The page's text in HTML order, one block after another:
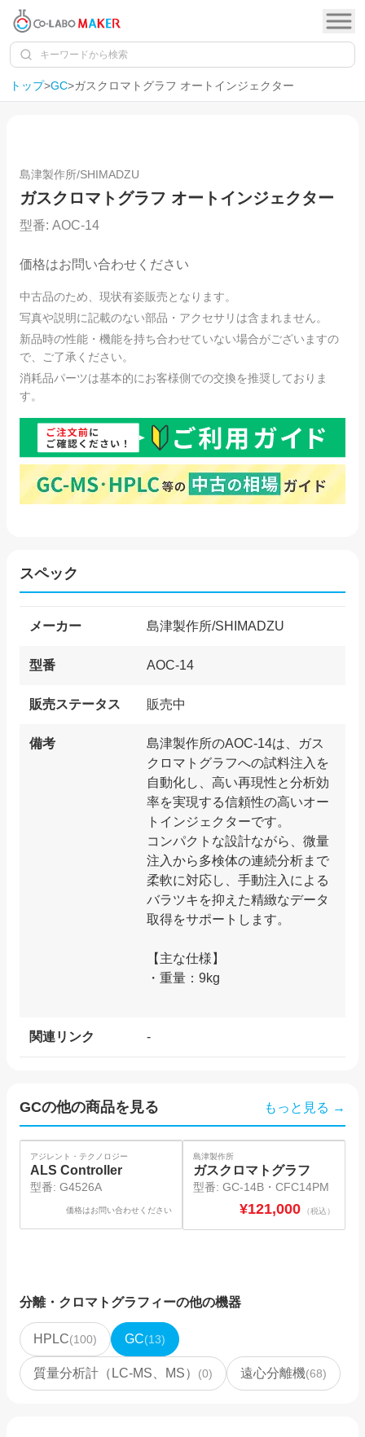
トップ>GC>ガスクロマトグラフ オートインジェクター
島津製作所/SHIMADZU
ガスクロマトグラフ オートインジェクター
型番: AOC-14
価格はお問い合わせください
中古品のため、現状有姿販売となります。
写真や説明に記載のない部品・アクセサリは含まれません。
新品時の性能・機能を持ち合わせていない場合がございますの
で、ご了承ください。
消耗品パーツは基本的にお客様側での交換を推奨しておりま
す。
スペック
メーカー 島津製作所/SHIMADZU
型番 AOC-14
販売ステータス 販売中
備考
島津製作所のAOC-14は、ガス
クロマトグラフへの試料注入を
自動化し、高い再現性と分析効
率を実現する信頼性の高いオー
トインジェクターです。
コンパクトな設計ながら、微量
注入から多検体の連続分析まで
柔軟に対応し、手動注入による
バラツキを抑えた精緻なデータ
取得をサポートします。
【主な仕様】
・重量：9kg
関連リンク -
GCの他の商品を見る もっと見る →
アジレント・テクノロジー
ALS Controller
型番: G4526A
価格はお問い合わせください
島津製作所
ガスクロマトグラフ
型番: GC-14B・CFC14PM
¥121,000 （税込）
分離・クロマトグラフィーの他の機器
HPLC(100) GC(13)
質量分析計（LC-MS、MS） (0) 遠心分離機(68)